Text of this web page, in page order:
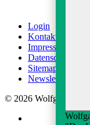
Login
Kontakt
Impressum
Datenschutz
Sitemap
Newsletter-
© 2026 Wolfgang-